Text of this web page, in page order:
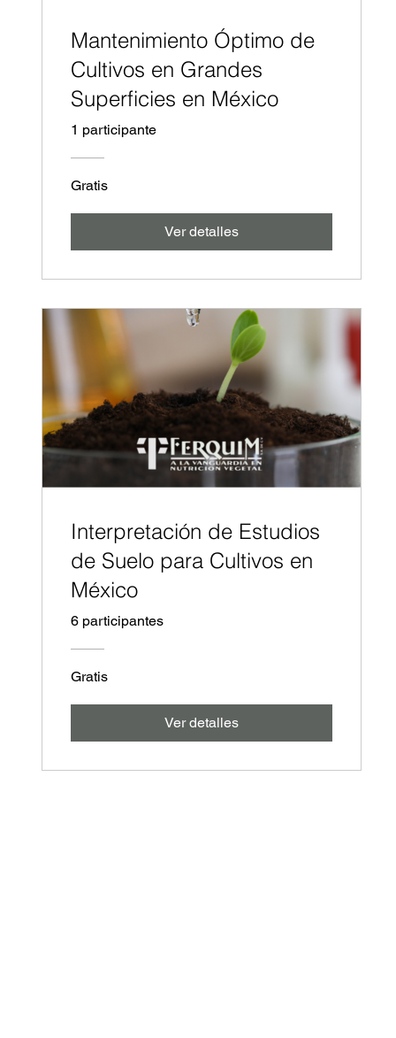
Mantenimiento Óptimo de
Cultivos en Grandes
Superficies en México
1 participante
Gratis
Ver detalles
Interpretación de Estudios
de Suelo para Cultivos en
México
6 participantes
Gratis
Ver detalles